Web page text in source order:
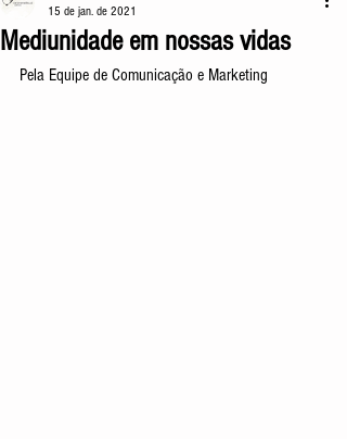
Mediunidade em nossas vidas
15 de jan. de 2021
Pela Equipe de Comunicação e Marketing